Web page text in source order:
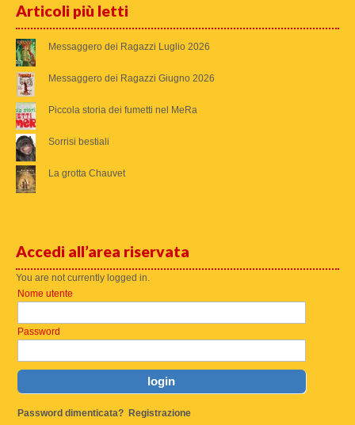
Articoli più letti
Messaggero dei Ragazzi Luglio 2026
Messaggero dei Ragazzi Giugno 2026
Piccola storia dei fumetti nel MeRa
Sorrisi bestiali
La grotta Chauvet
Accedi all’area riservata
You are not currently logged in.
Nome utente
Password
Password dimenticata? Registrazione